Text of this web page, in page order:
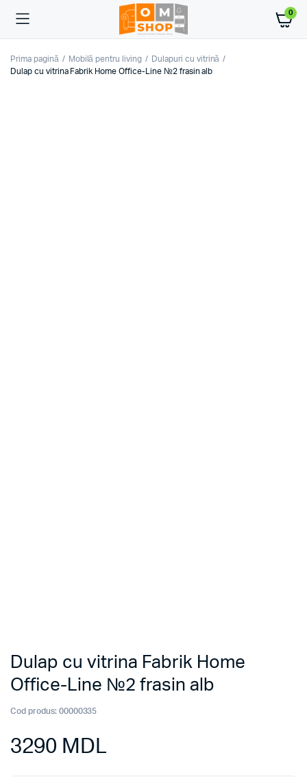
0
Prima pagină Mobilă pentru living
Dulapuri cu vitrină
Dulap cu vitrina Fabrik Home Office-Line №2 frasin alb
Dulap cu vitrina Fabrik Home
Office-Line №2 frasin alb
Cod produs: 00000335
3290 MDL